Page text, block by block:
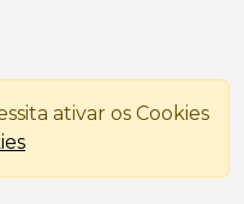
ativar os Cookies